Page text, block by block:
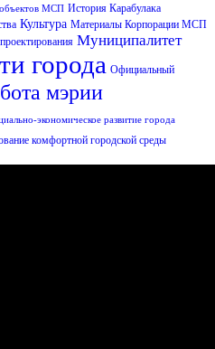
МСП История Карабулака
Культура Материалы Корпорации МСП
Муниципалитет
города Официальный
мэрии
экономическое развитие города
комфортной городской среды